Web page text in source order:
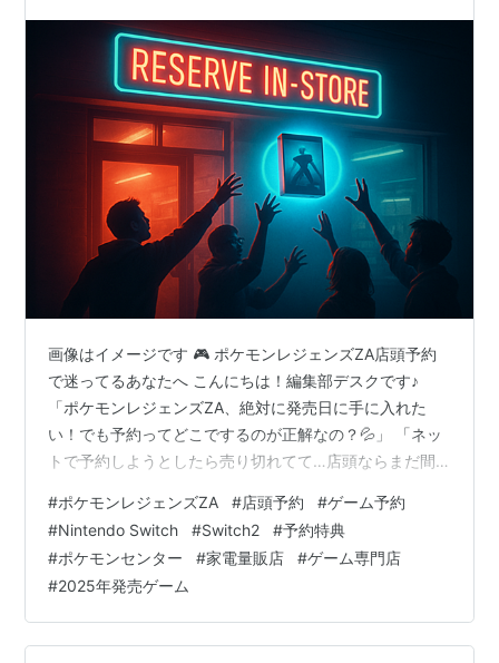
画像はイメージです 🎮 ポケモンレジェンズZA店頭予約
で迷ってるあなたへ こんにちは！編集部デスクです♪
「ポケモンレジェンズZA、絶対に発売日に手に入れた
い！でも予約ってどこでするのが正解なの？💦」 「ネッ
トで予約しようとしたら売り切れてて…店頭ならまだ間
どこが一番お得なの？🤔」 そんな悩みを抱えているあな
た、本当にお気持ちわかります！！✨ 私も過去に『ポケ
モンレジェンズ アルセウス』の時、予約に出遅れて発売
日に手に入らず、めちゃくちゃ悔しい思いをした経験が
あるんです💔 SNSでみんなが楽しそうにプレイしてる投
稿を見ながら、「なんで早く予約…
#ポケモンレジェンズZA #店頭予約 #ゲーム予約
#Nintendo Switch #Switch2 #予約特典
#ポケモンセンター #家電量販店 #ゲーム専門店
#2025年発売ゲーム